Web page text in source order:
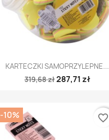
Szybki podgląd
KARTECZKI SAMOPRZYLEPNE...
319,68 zł287,71 zł
-10% favorite_border